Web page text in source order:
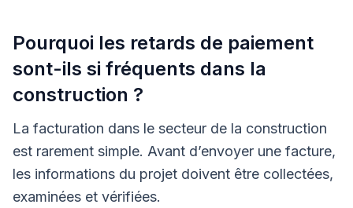
Pourquoi les retards de paiement
sont-ils si fréquents dans la
construction ?
La facturation dans le secteur de la construction
est rarement simple. Avant d’envoyer une facture,
les informations du projet doivent être collectées,
examinées et vérifiées.